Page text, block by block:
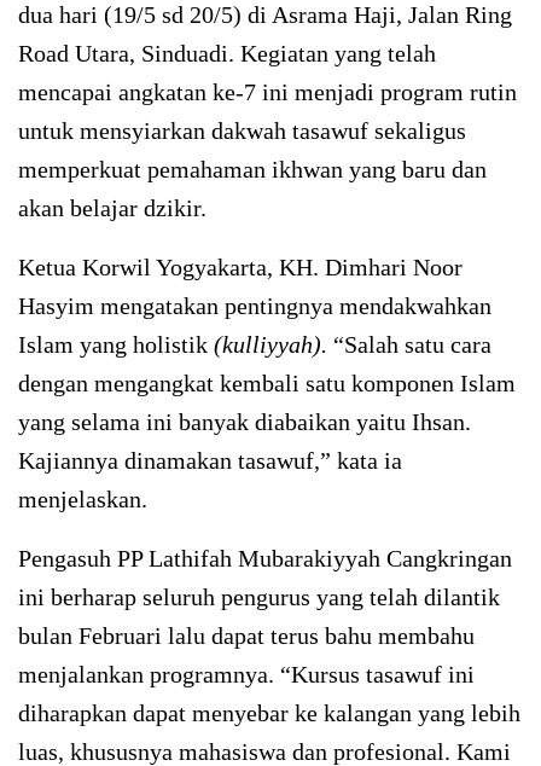
dua hari (19/5 sd 20/5) di Asrama Haji, Jalan Ring
Road Utara, Sinduadi. Kegiatan yang telah
mencapai angkatan ke-7 ini menjadi program rutin
untuk mensyiarkan dakwah tasawuf sekaligus
memperkuat pemahaman ikhwan yang baru dan
akan belajar dzikir.
Ketua Korwil Yogyakarta, KH. Dimhari Noor
Hasyim mengatakan pentingnya mendakwahkan
Islam yang holistik (kulliyyah). “Salah satu cara
dengan mengangkat kembali satu komponen Islam
yang selama ini banyak diabaikan yaitu Ihsan.
Kajiannya dinamakan tasawuf,” kata ia
menjelaskan.
Pengasuh PP Lathifah Mubarakiyyah Cangkringan
ini berharap seluruh pengurus yang telah dilantik
bulan Februari lalu dapat terus bahu membahu
menjalankan programnya. “Kursus tasawuf ini
diharapkan dapat menyebar ke kalangan yang lebih
luas, khususnya mahasiswa dan profesional. Kami